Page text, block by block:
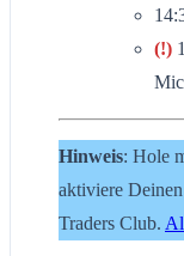
(!)
Hinweis: Hole
aktiviere
Traders Club.